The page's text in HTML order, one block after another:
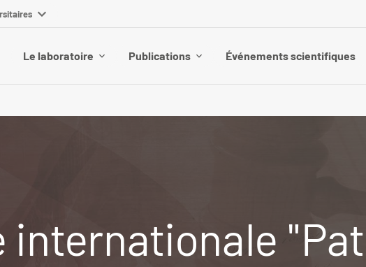
Le laboratoire Publications Événements scientifiques
internationale